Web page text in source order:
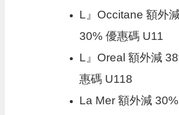
L』Occitane 額外
30% 優惠碼 U11
L』Oreal 額外減
惠碼 U118
La Mer 額外減